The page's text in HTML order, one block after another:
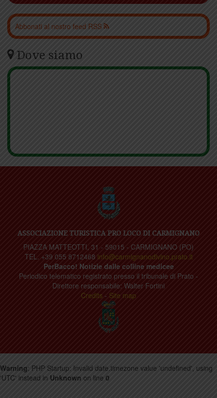
Abbonati al nostro feed RSS
Dove siamo
ASSOCIAZIONE TURISTICA PRO LOCO DI CARMIGNANO
PIAZZA MATTEOTTI, 31 - 59015 - CARMIGNANO (PO)
TEL. +39 055 8712468 info@carmignanodivino.prato.it
PerBacco! Notizie dalle colline medicee
Periodico telematico registrato presso il tribunale di Prato -
Direttore responsabile: Walter Fortini
Credits - Site map
Warning: PHP Startup: Invalid date.timezone value 'undefined', using
'UTC' instead in Unknown on line 0